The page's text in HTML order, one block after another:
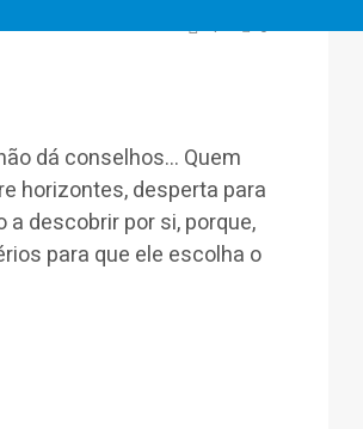
1 0
dá conselhos… Quem
horizontes, desperta para
descobrir por si, porque,
para que ele escolha o